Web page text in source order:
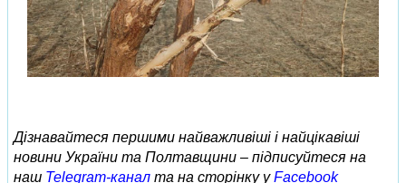
Дізнавайтеся першими найважливіші і найцікавіші
новини України та Полтавщини – підписуйтеся на
наш Telegram-канал та на сторінку уFacebook